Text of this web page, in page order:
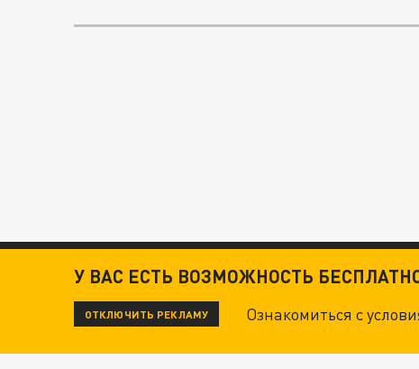
У ВАС ЕСТЬ ВОЗМОЖНОСТЬ
ОТКЛЮЧИТЬ РЕКЛАМУ Ознакомиться с